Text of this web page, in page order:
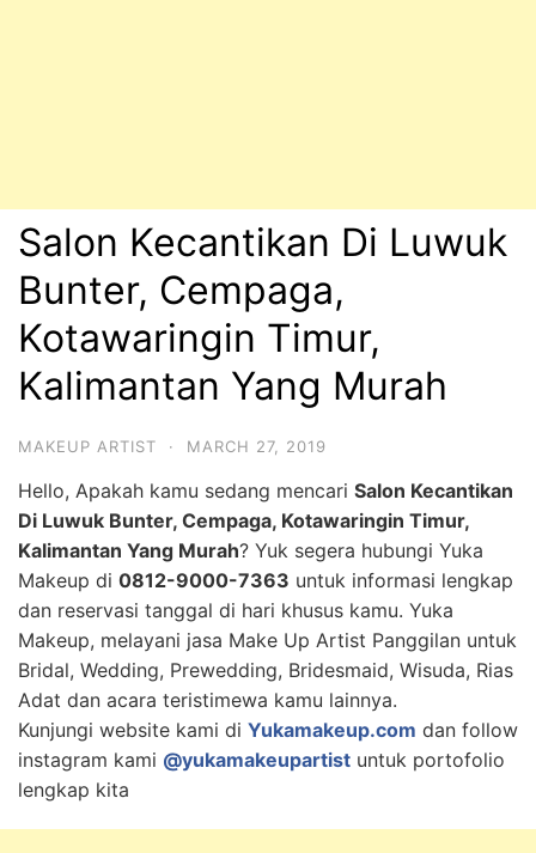
Salon Kecantikan Di Luwuk
Bunter, Cempaga,
Kotawaringin Timur,
Kalimantan Yang Murah
MAKEUP ARTIST · MARCH 27, 2019
Hello, Apakah kamu sedang mencari Salon Kecantikan
Di Luwuk Bunter, Cempaga, Kotawaringin Timur,
Kalimantan Yang Murah? Yuk segera hubungi Yuka
Makeup di 0812-9000-7363 untuk informasi lengkap
dan reservasi tanggal di hari khusus kamu. Yuka
Makeup, melayani jasa Make Up Artist Panggilan untuk
Bridal, Wedding, Prewedding, Bridesmaid, Wisuda, Rias
Adat dan acara teristimewa kamu lainnya.
Kunjungi website kami di Yukamakeup.com dan follow
instagram kami @yukamakeupartist untuk portofolio
lengkap kita